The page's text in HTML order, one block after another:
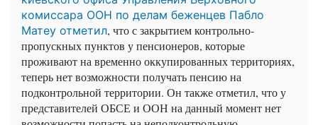
комиссара ООН по делам беженцев Пабло
Матеу отметил, что с закрытием контрольно-
пропускных пунктов у пенсионеров, которые
проживают на временно оккупированных территориях,
теперь нет возможности получать пенсию на
подконтрольной территории. Он также отметил, что у
представителей ОБСЕ и ООН на данный момент нет